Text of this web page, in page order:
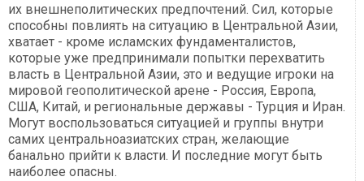
их внешнеполитических предпочтений. Сил, которые
способны повлиять на ситуацию в Центральной Азии,
хватает - кроме исламских фундаменталистов,
которые уже предпринимали попытки перехватить
власть в Центральной Азии, это и ведущие игроки на
мировой геополитической арене - Россия, Европа,
США, Китай, и региональные державы - Турция и Иран.
Могут воспользоваться ситуацией и группы внутри
самих центральноазиатских стран, желающие
банально прийти к власти. И последние могут быть
наиболее опасны.